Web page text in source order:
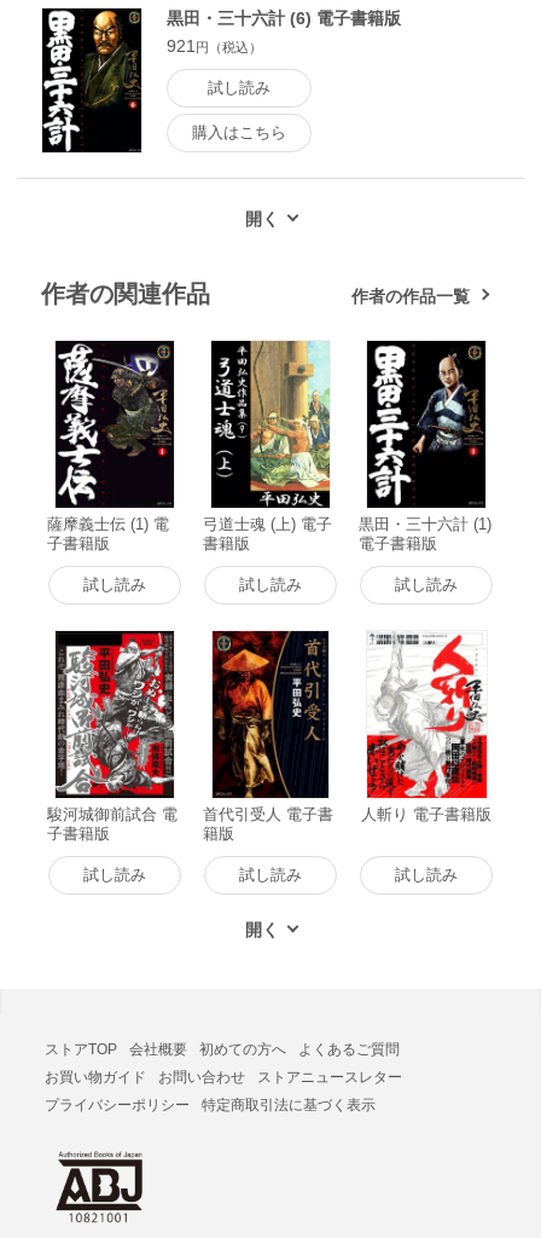
黒田・三十六計 (6) 電子書籍版
921 円（税込）
試し読み
購入はこちら
作者の関連作品 作者の作品一覧
薩摩義士伝 (1) 電
子書籍版
試し読み
弓道士魂 (上) 電子
書籍版
試し読み
黒田・三十六計 (1)
電子書籍版
試し読み
駿河城御前試合 電
子書籍版
試し読み
首代引受人 電子書
籍版
試し読み
人斬り 電子書籍版
試し読み
ストアTOP 会社概要 初めての方へ
よくあるご質問
お買い物ガイド
お問い合わせ
ストアニュースレター
プライバシーポリシー
特定商取引法に基づく表示